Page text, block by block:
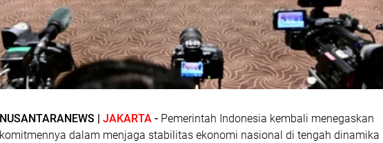
NUSANTARANEWS | JAKARTA - Pemerintah Indonesia kembali menegaskan
komitmennya dalam menjaga stabilitas ekonomi nasional di tengah dinamika